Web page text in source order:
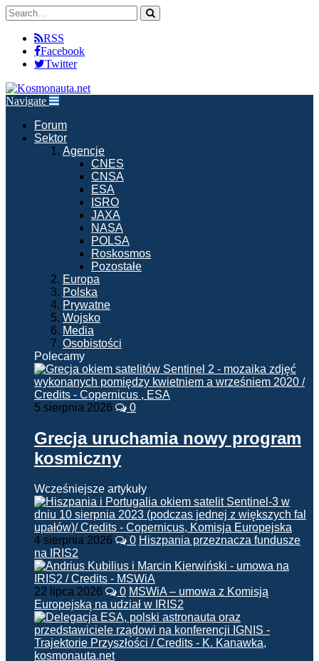
RSS
Facebook
Twitter
Navigate
Forum
Sektor
Agencje
CNES
CNSA
ESA
ISRO
JAXA
NASA
POLSA
Roskosmos
Pozostałe
Europa
Polska
Prywatne
Wojsko
Media
Osobistości
Polecamy
5 sierpnia 2026 0
Grecja uruchamia nowy program
kosmiczny
Wcześniejsze artykuły
4 sierpnia 2026 0 Hiszpania przeznacza fundusze
na IRIS2
22 lipca 2026 0 MSWiA – umowa z Komisją
Europejską na udział w IRIS2